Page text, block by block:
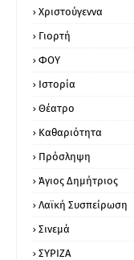
Χριστούγεννα
Γιορτή
ΦΟΥ
Ιστορία
Θέατρο
Καθαριότητα
Πρόσληψη
Άγιος Δημήτριος
Λαϊκή Συσπείρωση
Σινεμά
ΣΥΡΙΖΑ